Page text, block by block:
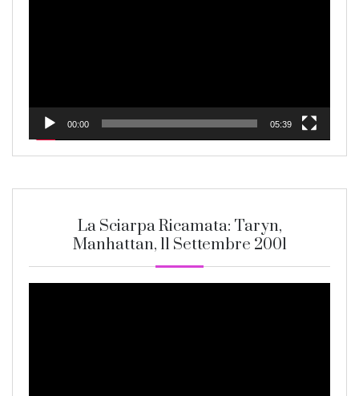
00:00 05:39
La Sciarpa Ricamata: Taryn,
Manhattan, 11 Settembre 2001